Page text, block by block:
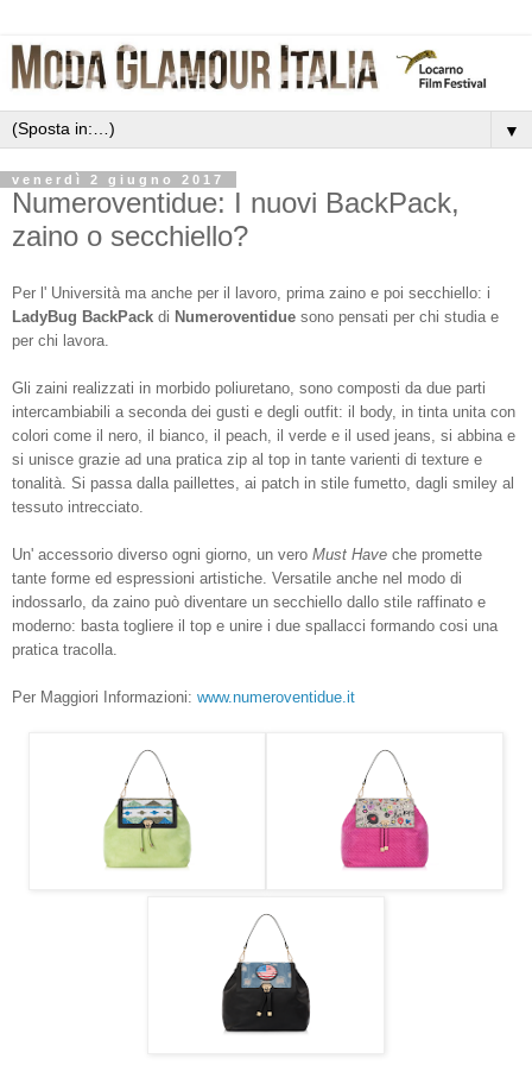
▼
venerdì 2 giugno 2017
Numeroventidue: I nuovi BackPack,
zaino o secchiello?
Per l' Università ma anche per il lavoro, prima zaino e poi secchiello: i
LadyBug BackPack di Numeroventidue sono pensati per chi studia e
per chi lavora.
Gli zaini realizzati in morbido poliuretano, sono composti da due parti
intercambiabili a seconda dei gusti e degli outfit: il body, in tinta unita con
colori come il nero, il bianco, il peach, il verde e il used jeans, si abbina e
si unisce grazie ad una pratica zip al top in tante varienti di texture e
tonalità. Si passa dalla paillettes, ai patch in stile fumetto, dagli smiley al
tessuto intrecciato.
Un' accessorio diverso ogni giorno, un vero Must Have che promette
tante forme ed espressioni artistiche. Versatile anche nel modo di
indossarlo, da zaino può diventare un secchiello dallo stile raffinato e
moderno: basta togliere il top e unire i due spallacci formando cosi una
pratica tracolla.
Per Maggiori Informazioni: www.numeroventidue.it